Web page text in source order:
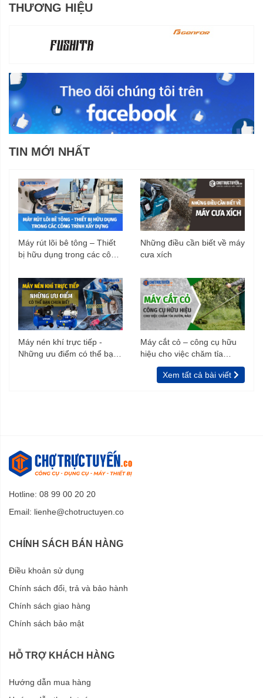
THƯƠNG HIỆU
TIN MỚI NHẤT
Máy rút lõi bê tông – Thiết
bị hữu dụng trong các công
Những điều cần biết về máy
cưa xích
Máy nén khí trực tiếp -
Những ưu điểm có thể bạn
Máy cắt cỏ – công cụ hữu
hiệu cho việc chăm tỉa
vườn, rào
Xem tất cả bài viết
Hotline: 08 99 00 20 20
Email: lienhe@chotructuyen.co
CHÍNH SÁCH BÁN HÀNG
Điều khoản sử dụng
Chính sách đổi, trả và bảo hành
Chính sách giao hàng
Chính sách bảo mật
HỖ TRỢ KHÁCH HÀNG
Hướng dẫn mua hàng